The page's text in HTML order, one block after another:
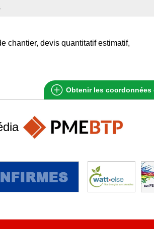
chantier, devis quantitatif estimatif,
Obtenir les coordonnées